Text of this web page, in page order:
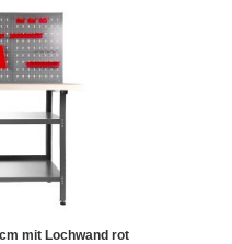
mit Lochwand rot